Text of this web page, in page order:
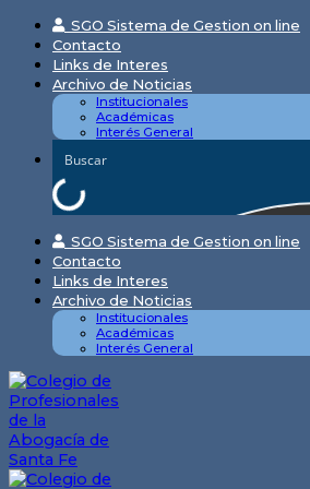
Skip
content
SGO Sistema de Gestion on line
Contacto
Links de Interes
Archivo de Noticias
Institucionales
Académicas
Interés General
SGO Sistema de Gestion on line
Contacto
Links de Interes
Archivo de Noticias
Institucionales
Académicas
Interés General